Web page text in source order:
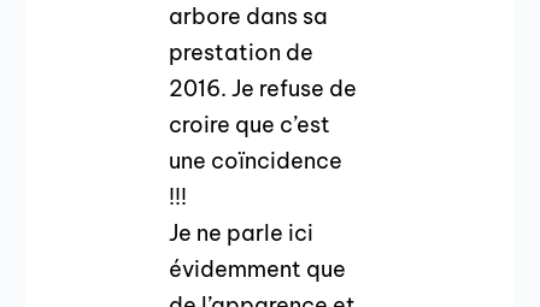
arbore dans sa
prestation de
2016. Je refuse de
croire que c’est
une coïncidence
!!!
Je ne parle ici
évidemment que